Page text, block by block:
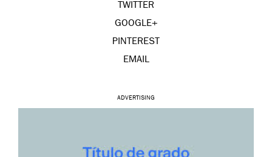
TWITTER
GOOGLE+
PINTEREST
EMAIL
ADVERTISING